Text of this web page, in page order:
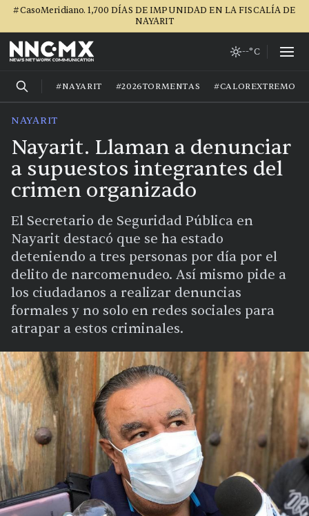
#CasoMeridiano. 1,700 DÍAS DE IMPUNIDAD EN LA FISCALÍA DE
NAYARIT
--°C
#NAYARIT #2026TORMENTAS #CALOREXTREMO
NAYARIT
Nayarit. Llaman a denunciar
a supuestos integrantes del
crimen organizado
El Secretario de Seguridad Pública en
Nayarit destacó que se ha estado
deteniendo a tres personas por día por el
delito de narcomenudeo. Así mismo pide a
los ciudadanos a realizar denuncias
formales y no solo en redes sociales para
atrapar a estos criminales.